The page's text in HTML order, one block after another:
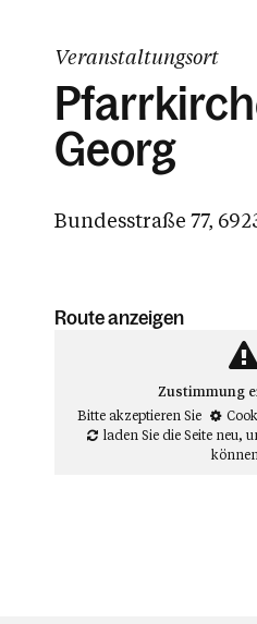
Veranstaltungsort
Georg
Bundesstraße 77,
Route anzeigen
Zustimmung
Bitte akzeptieren Sie
laden Sie die Seite neu,